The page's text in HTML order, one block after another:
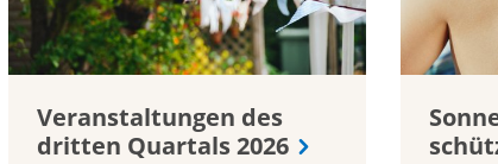
Veranstaltungen des
dritten Quartals 2026